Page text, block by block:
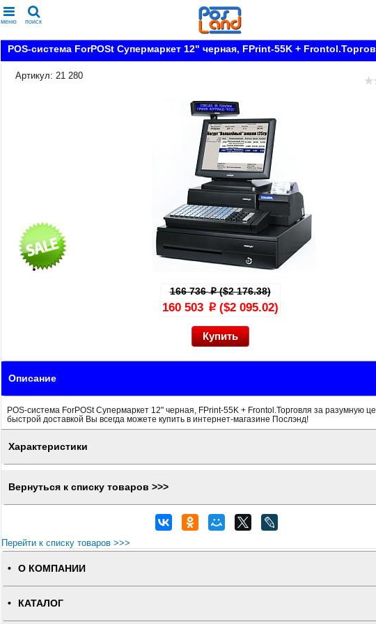
меню поиск
POS-система ForPOSt Супермаркет 12" черная, FPrint-55K +
Артикул: 21 280
166 736p($2 176.38)
160 503 p($2 095.02)
Описание
POS-система ForPOSt Супермаркет 12" черная, FPrint-55K + Frontol.Торговля за разумную
быстрой доставкой Вы всегда можете купить в интернет-магазине Послэнд!
Характеристики
Вернуться к списку товаров >>>
Перейти к списку товаров >>>
О КОМПАНИИ
КАТАЛОГ